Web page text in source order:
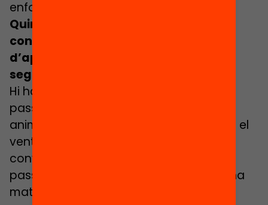
enforteixen la xarxa entre si.
Quins són els elements clau per a la
construcció d’un passaport
d’aprenentatge? Quines passes cal
seguir?
Hi ha diversos elements clau perquè un
passaport funcioni, però el primer és
animar tots els infants perquè vegin tot el
ventall d’activitats que poden fer i
convidar-los a fer-les. Amb el nostre
passaport només pots fer 10 hores d’una
mateixa activitat al trimestre. Això els